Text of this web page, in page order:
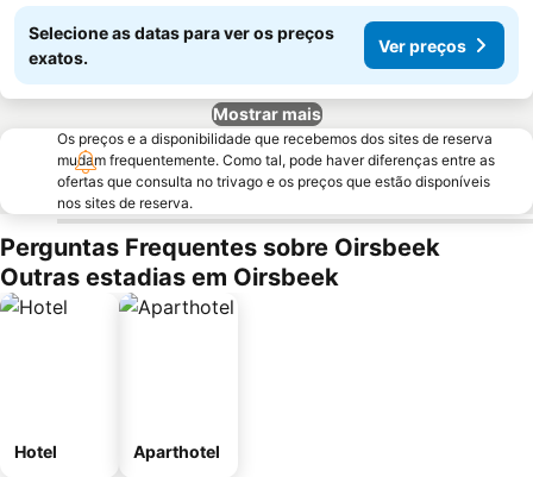
Selecione as datas para ver os preços
exatos.
Ver preços
Mostrar mais
Os preços e a disponibilidade que recebemos dos sites de reserva
mudam frequentemente. Como tal, pode haver diferenças entre as
ofertas que consulta no trivago e os preços que estão disponíveis
nos sites de reserva.
Perguntas Frequentes sobre Oirsbeek
Outras estadias em Oirsbeek
Hotel Aparthotel